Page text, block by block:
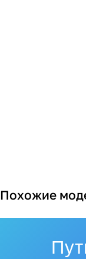
Похожие